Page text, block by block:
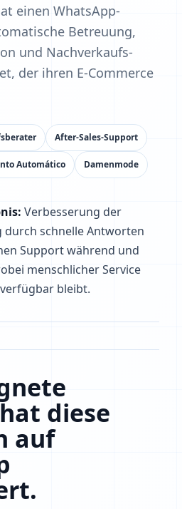
einen WhatsApp-
Betreuung,
und Nachverkaufs-
der ihren E-Commerce
After-Sales-Support
Automático Damenmode
Verbesserung der
schnelle Antworten
Support während und
menschlicher Service
bleibt.
diese
auf